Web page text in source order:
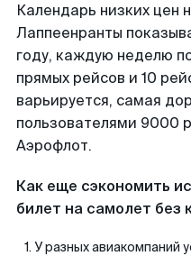
Календарь низких цен
Лаппеенранты
году, каждую неделю
прямых рейсов и 10
варьируется, самая
пользователями 9000
Аэрофлот.
Как еще сэкономить
билет на самолет без
У разных авиакомпаний